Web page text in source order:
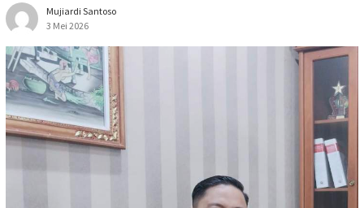
Mujiardi Santoso
3 Mei 2026